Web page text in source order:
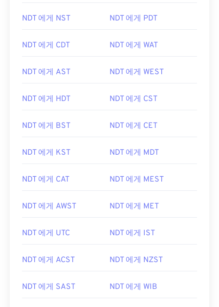
NDT 에게 NST NDT 에게 PDT
NDT 에게 CDT NDT 에게 WAT
NDT 에게 AST NDT 에게 WEST
NDT 에게 HDT NDT 에게 CST
NDT 에게 BST NDT 에게 CET
NDT 에게 KST NDT 에게 MDT
NDT 에게 CAT NDT 에게 MEST
NDT 에게 AWST NDT 에게 MET
NDT 에게 UTC NDT 에게 IST
NDT 에게 ACST NDT 에게 NZST
NDT 에게 SAST NDT 에게 WIB